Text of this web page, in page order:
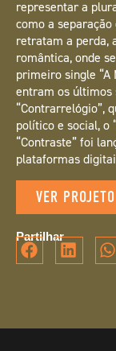
representar a
como a separação
retratam a perda,
romântica, onde
primeiro single “A
entram os últimos
“Contrarrelógio”,
político e social, o
“Contraste” foi
plataformas
VER PROJETO
Partilhar